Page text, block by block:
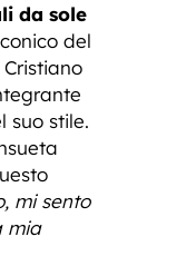
da sole
del
suo stile.
mi sento
mia